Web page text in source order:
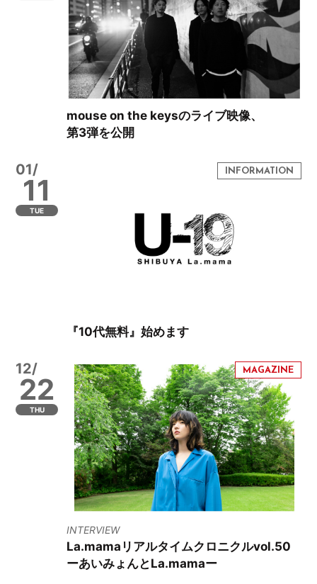
mouse on the keysのライブ映像、
第3弾を公開
01/
11
TUE
『10代無料』始めます
12/
22
THU
INTERVIEW
La.mamaリアルタイムクロニクルvol.50
ーあいみょんとLa.mamaー